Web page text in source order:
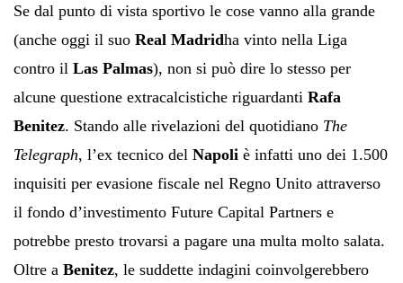
Se dal punto di vista sportivo le cose vanno alla grande
(anche oggi il suo Real Madridha vinto nella Liga
contro il Las Palmas), non si può dire lo stesso per
alcune questione extracalcistiche riguardanti Rafa
Benitez. Stando alle rivelazioni del quotidiano The
Telegraph, l’ex tecnico del Napoli è infatti uno dei 1.500
inquisiti per evasione fiscale nel Regno Unito attraverso
il fondo d’investimento Future Capital Partners e
potrebbe presto trovarsi a pagare una multa molto salata.
Oltre a Benitez, le suddette indagini coinvolgerebbero